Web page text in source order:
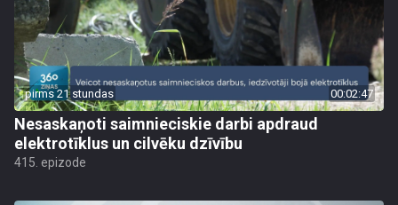
pirms 21 stundas 00:02:47
Nesaskaņoti saimnieciskie darbi apdraud
elektrotīklus un cilvēku dzīvību
415. epizode